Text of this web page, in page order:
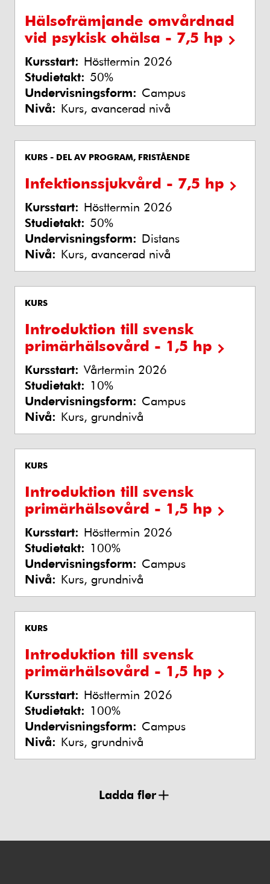
Hälsofrämjande omvårdnad
vid psykisk ohälsa - 7,5 hp
Kursstart: Hösttermin 2026
Studietakt: 50%
Undervisningsform: Campus
Nivå: Kurs, avancerad nivå
KURS - DEL AV PROGRAM, FRISTÅENDE
Infektionssjukvård - 7,5 hp
Kursstart: Hösttermin 2026
Studietakt: 50%
Undervisningsform: Distans
Nivå: Kurs, avancerad nivå
KURS
Introduktion till svensk
primärhälsovård - 1,5 hp
Kursstart: Vårtermin 2026
Studietakt: 10%
Undervisningsform: Campus
Nivå: Kurs, grundnivå
KURS
Introduktion till svensk
primärhälsovård - 1,5 hp
Kursstart: Hösttermin 2026
Studietakt: 100%
Undervisningsform: Campus
Nivå: Kurs, grundnivå
KURS
Introduktion till svensk
primärhälsovård - 1,5 hp
Kursstart: Hösttermin 2026
Studietakt: 100%
Undervisningsform: Campus
Nivå: Kurs, grundnivå
Ladda fler